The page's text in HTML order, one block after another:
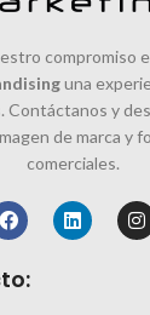
compromiso
una
Contáctanos y
de marca y
comerciales.